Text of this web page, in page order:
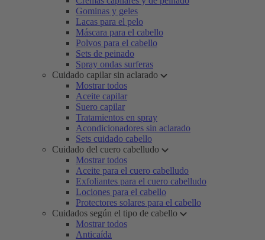
Gominas y geles
Lacas para el pelo
Máscara para el cabello
Polvos para el cabello
Sets de peinado
Spray ondas surferas
Cuidado capilar sin aclarado
Mostrar todos
Aceite capilar
Suero capilar
Tratamientos en spray
Acondicionadores sin aclarado
Sets cuidado cabello
Cuidado del cuero cabelludo
Mostrar todos
Aceite para el cuero cabelludo
Exfoliantes para el cuero cabelludo
Lociones para el cabello
Protectores solares para el cabello
Cuidados según el tipo de cabello
Mostrar todos
Anticaída